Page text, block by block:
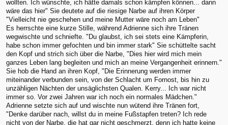
wollten. Ich wünschte, ich hätte damals schon kämpfen können... dann
wäre das hier" Sie deutete auf die riesige Narbe auf ihren Körper
"Vielleicht nie geschehen und meine Mutter wäre noch am Leben"
Es herrschte eine kurze Stille, während Adrienne sich ihre Tränen
wegwischte und schniefte. "Du glaubst, ich sei stets eine Kämpferin,
habe schon immer gefochten und bin immer stark" Sie schüttelte sacht
den Kopf und strich sich über die Narbe, "Dies hier wird mich mein
ganzes Leben lang begleiten und mich an meine Vergangenheit erinnern."
Sie hob die Hand an ihren Kopf, "Die Erinnerung werden immer
miteinander verbunden sein, von der Schlacht um Fornost, bis hin zu
unzähligen Nächten der unsäglichsten Qualen. Kerry... Ich war nicht
immer so. Vor zwei Jahren war ich noch ein normales Mädchen."
Adrienne setzte sich auf und wischte nun wütend ihre Tränen fort,
"Denke darüber nach, willst du in meine Fußstapfen treten? Ich rede
nicht von der Narbe, die hat gar nicht geschmerzt, denn ich hatte keine